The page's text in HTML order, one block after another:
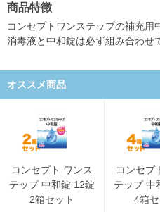
商品特徴
コンセプトワンステップの補充用
消毒液と中和錠は必ず組み合わせ
オススメ商品
コンセプト ワンス
テップ 中和錠 12錠
2箱セット
コンセプ
テップ 中
4箱